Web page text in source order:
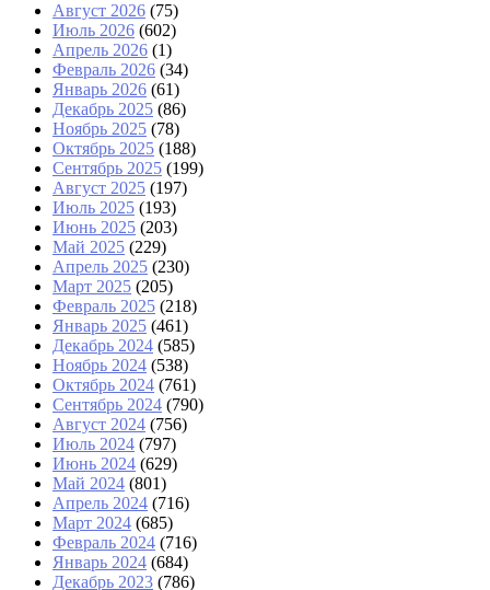
Август 2026 (75)
Июль 2026 (602)
Апрель 2026 (1)
Февраль 2026 (34)
Январь 2026 (61)
Декабрь 2025 (86)
Ноябрь 2025 (78)
Октябрь 2025 (188)
Сентябрь 2025 (199)
Август 2025 (197)
Июль 2025 (193)
Июнь 2025 (203)
Май 2025 (229)
Апрель 2025 (230)
Март 2025 (205)
Февраль 2025 (218)
Январь 2025 (461)
Декабрь 2024 (585)
Ноябрь 2024 (538)
Октябрь 2024 (761)
Сентябрь 2024 (790)
Август 2024 (756)
Июль 2024 (797)
Июнь 2024 (629)
Май 2024 (801)
Апрель 2024 (716)
Март 2024 (685)
Февраль 2024 (716)
Январь 2024 (684)
Декабрь 2023 (786)